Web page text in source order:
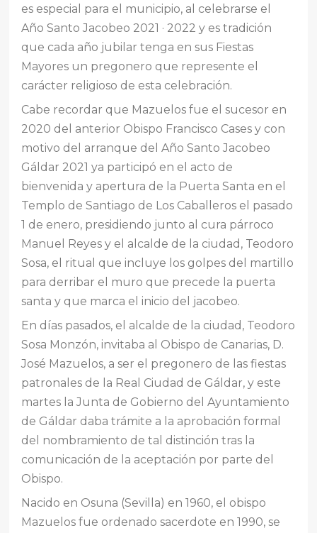
es especial para el municipio, al celebrarse el
Año Santo Jacobeo 2021 · 2022 y es tradición
que cada año jubilar tenga en sus Fiestas
Mayores un pregonero que represente el
carácter religioso de esta celebración.
Cabe recordar que Mazuelos fue el sucesor en
2020 del anterior Obispo Francisco Cases y con
motivo del arranque del Año Santo Jacobeo
Gáldar 2021 ya participó en el acto de
bienvenida y apertura de la Puerta Santa en el
Templo de Santiago de Los Caballeros el pasado
1 de enero, presidiendo junto al cura párroco
Manuel Reyes y el alcalde de la ciudad, Teodoro
Sosa, el ritual que incluye los golpes del martillo
para derribar el muro que precede la puerta
santa y que marca el inicio del jacobeo.
En días pasados, el alcalde de la ciudad, Teodoro
Sosa Monzón, invitaba al Obispo de Canarias, D.
José Mazuelos, a ser el pregonero de las fiestas
patronales de la Real Ciudad de Gáldar, y este
martes la Junta de Gobierno del Ayuntamiento
de Gáldar daba trámite a la aprobación formal
del nombramiento de tal distinción tras la
comunicación de la aceptación por parte del
Obispo.
Nacido en Osuna (Sevilla) en 1960, el obispo
Mazuelos fue ordenado sacerdote en 1990, se